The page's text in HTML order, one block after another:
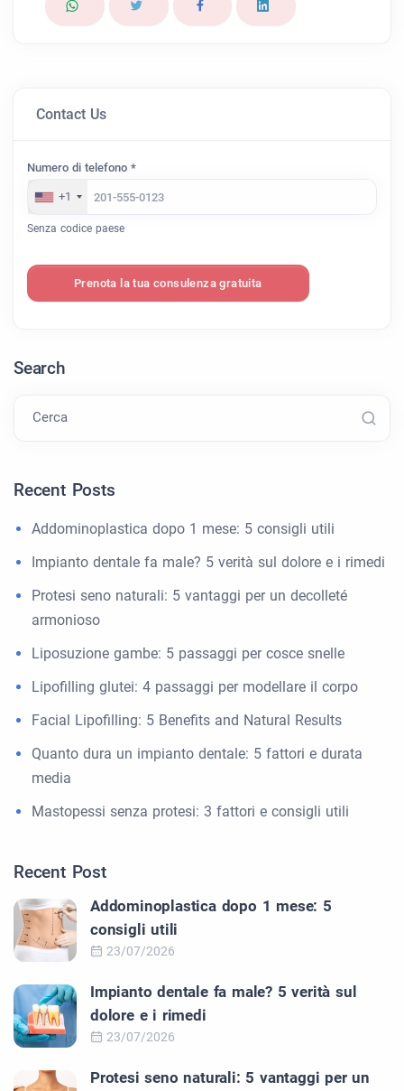
Contact Us
Numero di telefono *
+1
Senza codice paese
Prenota la tua consulenza gratuita
Search
Cerca
Recent Posts
Addominoplastica dopo 1 mese: 5 consigli utili
Impianto dentale fa male? 5 verità sul dolore e i rimedi
Protesi seno naturali: 5 vantaggi per un decolleté
armonioso
Liposuzione gambe: 5 passaggi per cosce snelle
Lipofilling glutei: 4 passaggi per modellare il corpo
Facial Lipofilling: 5 Benefits and Natural Results
Quanto dura un impianto dentale: 5 fattori e durata
media
Mastopessi senza protesi: 3 fattori e consigli utili
Recent Post
Addominoplastica dopo 1 mese: 5
consigli utili
23/07/2026
Impianto dentale fa male? 5 verità sul
dolore e i rimedi
23/07/2026
Protesi seno naturali: 5 vantaggi per un